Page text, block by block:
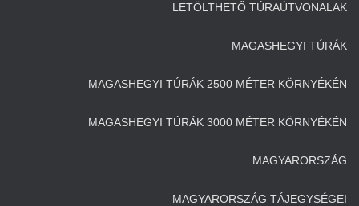
LETÖLTHETŐ TÚRAÚTVONALAK
MAGASHEGYI TÚRÁK
MAGASHEGYI TÚRÁK 2500 MÉTER KÖRNYÉKÉN
MAGASHEGYI TÚRÁK 3000 MÉTER KÖRNYÉKÉN
MAGYARORSZÁG
MAGYARORSZÁG TÁJEGYSÉGEI